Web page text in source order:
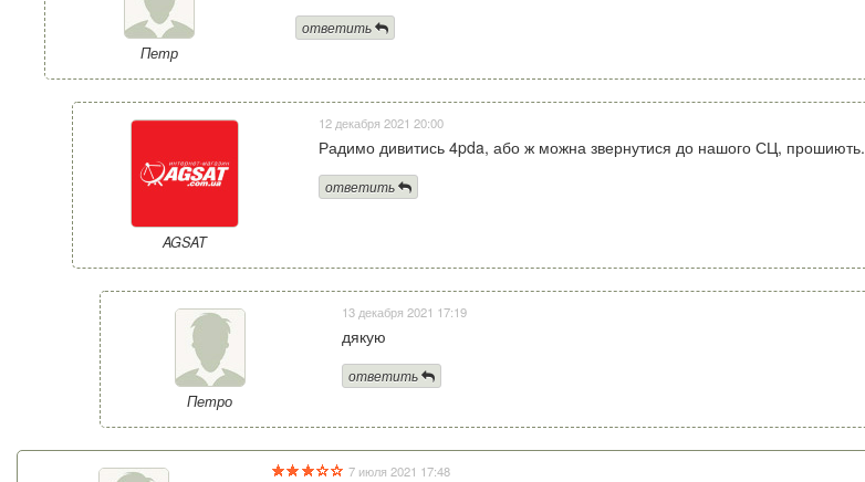
Петр
ответить
AGSAT
12 декабря 2021 20:00
Радимо дивитись 4pda, або ж можна звернутися до нашого СЦ, прошиють.
ответить
Петро
13 декабря 2021 17:19
дякую
ответить
7 июля 2021 17:48